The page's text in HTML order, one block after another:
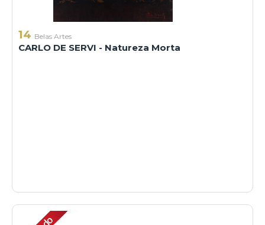
14 Belas Artes
CARLO DE SERVI - Natureza Morta